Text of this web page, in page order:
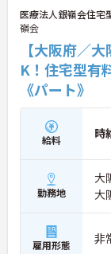
医療法人銀嶺会住宅
嶺会
【大阪府／
K！住宅型有
《パート》
給料 時
勤務地
大
大
雇用形態 非